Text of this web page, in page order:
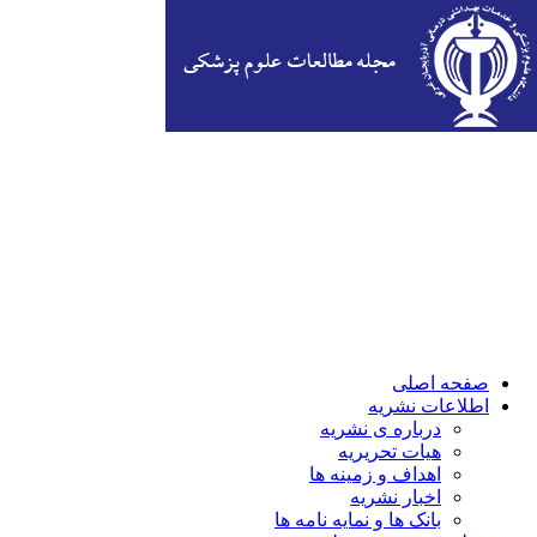
صفحه اصلی
اطلاعات نشریه
درباره ی نشریه
هیات تحریریه
اهداف و زمینه ها
اخبار نشریه
بانک ها و نمایه نامه ها